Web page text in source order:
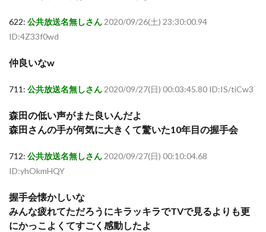
622: 公共放送名無しさん2020/09/26(土) 23:30:00.94
ID:4Z33f0wd
仲良いなw
711: 公共放送名無しさん2020/09/27(日) 00:03:45.80 ID:IS/tiCw3
森田の低い声がまた良いんだよ
森田さんの手が何気に大きくて驚いた10年目の握手会
712: 公共放送名無しさん2020/09/27(日) 00:10:04.68
ID:yhOkmHQY
握手会懐かしいな
みんな疲れてただろうにキラッキラでTVで見るよりも更
にかっこよくてすごく感動したよ